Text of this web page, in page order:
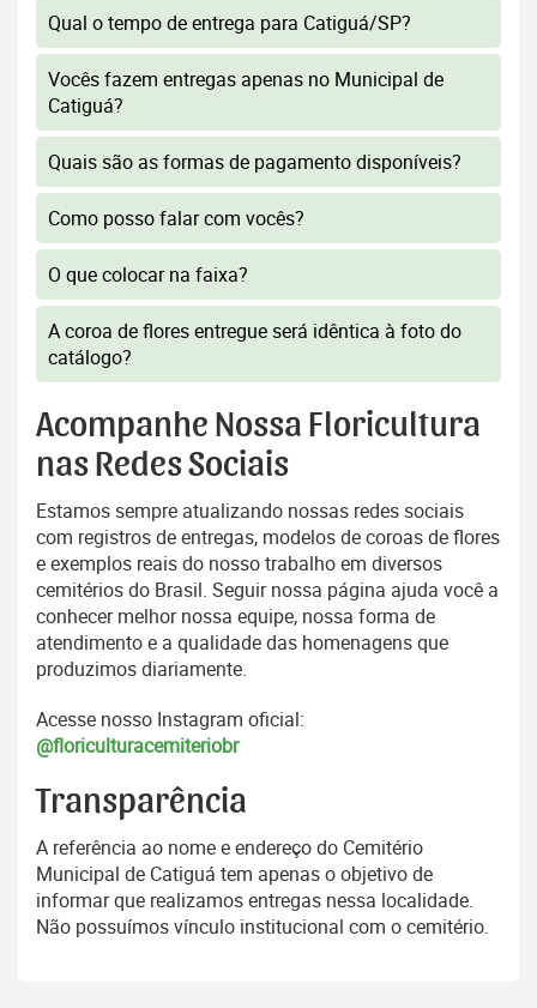
Qual o tempo de entrega para Catiguá/SP?
Vocês fazem entregas apenas no Municipal de
Catiguá?
Quais são as formas de pagamento disponíveis?
Como posso falar com vocês?
O que colocar na faixa?
A coroa de flores entregue será idêntica à foto do
catálogo?
Acompanhe Nossa Floricultura
nas Redes Sociais
Estamos sempre atualizando nossas redes sociais
com registros de entregas, modelos de coroas de flores
e exemplos reais do nosso trabalho em diversos
cemitérios do Brasil. Seguir nossa página ajuda você a
conhecer melhor nossa equipe, nossa forma de
atendimento e a qualidade das homenagens que
produzimos diariamente.
Acesse nosso Instagram oficial:
@floriculturacemiteriobr
Transparência
A referência ao nome e endereço do Cemitério
Municipal de Catiguá tem apenas o objetivo de
informar que realizamos entregas nessa localidade.
Não possuímos vínculo institucional com o cemitério.